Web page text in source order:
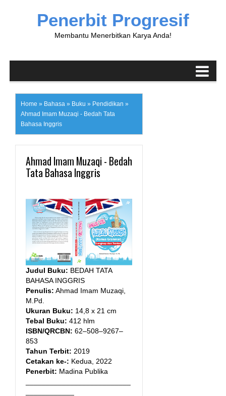
Penerbit Progresif
Membantu Menerbitkan Karya Anda!
Home » Bahasa » Buku » Pendidikan »
Ahmad Imam Muzaqi - Bedah Tata
Bahasa Inggris
Ahmad Imam Muzaqi - Bedah
Tata Bahasa Inggris
Judul Buku: BEDAH TATA
BAHASA INGGRIS
Penulis: Ahmad Imam Muzaqi,
M.Pd.
Ukuran Buku: 14,8 x 21 cm
Tebal Buku: 412 hlm
ISBN/QRCBN: 62–508–9267–
853
Tahun Terbit: 2019
Cetakan ke-: Kedua, 2022
Penerbit: Madina Publika